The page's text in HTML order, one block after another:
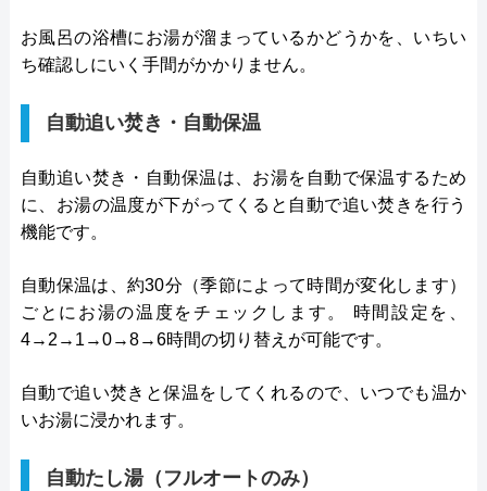
お風呂の浴槽にお湯が溜まっているかどうかを、いちい
ち確認しにいく手間がかかりません。
自動追い焚き・自動保温
自動追い焚き・自動保温は、お湯を自動で保温するため
に、お湯の温度が下がってくると自動で追い焚きを行う
機能です。
自動保温は、約30分（季節によって時間が変化します）
ごとにお湯の温度をチェックします。 時間設定を、
4→2→1→0→8→6時間の切り替えが可能です。
自動で追い焚きと保温をしてくれるので、いつでも温か
いお湯に浸かれます。
自動たし湯（フルオートのみ）